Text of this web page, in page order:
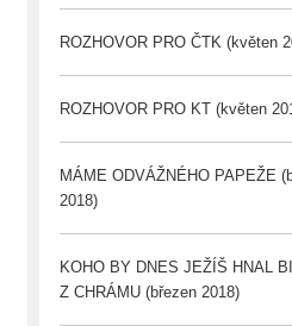
ROZHOVOR PRO ČTK (květen
ROZHOVOR PRO KT (květen
MÁME ODVÁŽNÉHO PAPEŽE
2018)
KOHO BY DNES JEŽÍŠ HNAL
Z CHRÁMU (březen 2018)